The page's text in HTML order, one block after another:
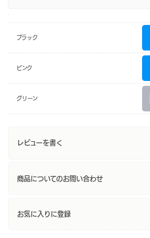
ブラック
ピンク
グリーン
レビューを書く
商品についてのお問い合わせ
お気に入りに登録